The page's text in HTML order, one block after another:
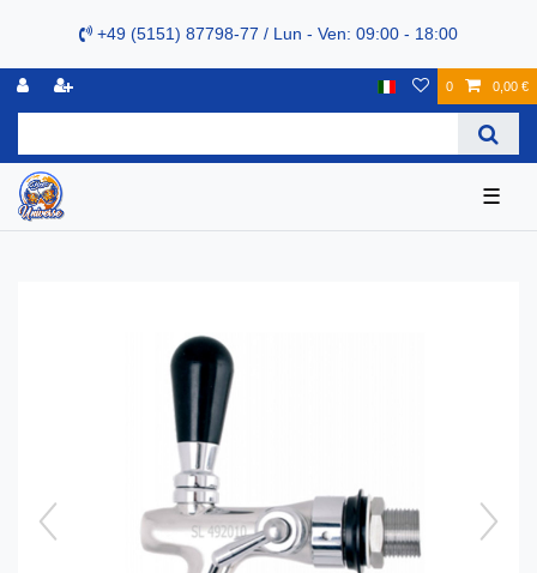
+49 (5151) 87798-77 / Lun - Ven: 09:00 - 18:00
0 0,00 €
☰